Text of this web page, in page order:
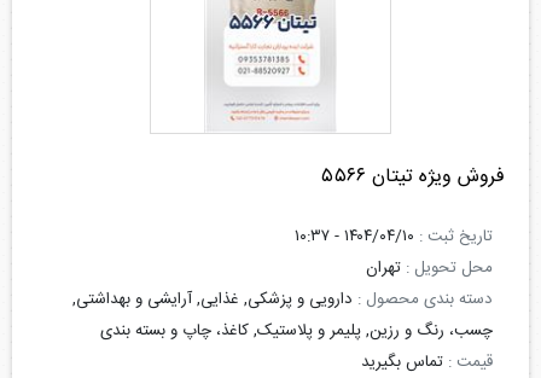
فروش ویژه تیتان ۵۵۶۶
تاریخ ثبت : ۱۴۰۴/۰۴/۱۰ - ۱۰:۳۷
محل تحویل : تهران
دسته بندی محصول : دارویی و پزشکی, غذایی, آرایشی و بهداشتی,
چسب، رنگ و رزین, پلیمر و پلاستیک, کاغذ، چاپ و بسته بندی
قیمت : تماس بگیرید